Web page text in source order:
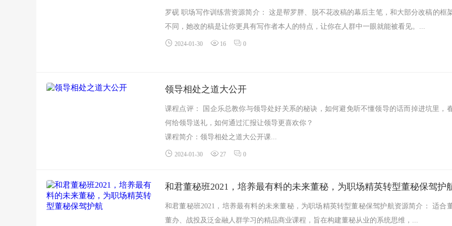
罗砚 职场写作训练营资源简介： 这是帮罗胖、脱不花改稿的幕后主笔，和大部分改稿的框
不同，她改的稿是让你更具有写作者本人的特点，让你在人群中一眼就能被看见。...
2024-01-30 16 0
领导相处之道大公开
课程点评： 国企乐总教你与领导处好关系的秘诀，如何避免听不懂领导的话而掉进坑里，
何给领导送礼，如何通过汇报让领导更喜欢你？
课程简介：领导相处之道大公开课...
2024-01-30 27 0
和君董秘班2021，培养最有料的未来董秘，为职场精英转型董秘保驾护
和君董秘班2021，培养最有料的未来董秘，为职场精英转型董秘保驾护航资源简介： 适合董
董办、战投及泛金融人群学习的精品商业课程，旨在构建董秘从业的系统思维，...